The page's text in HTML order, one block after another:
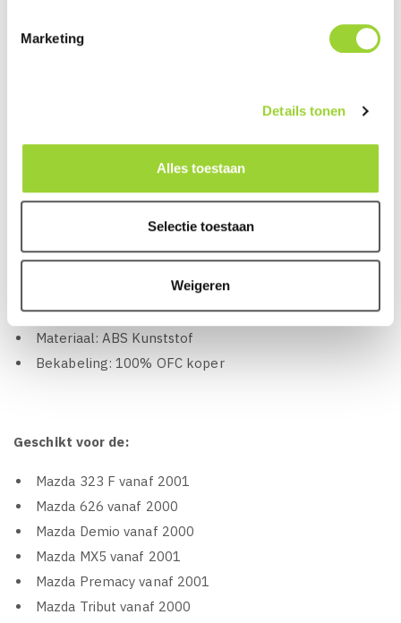
Marketing
Details tonen
Alles toestaan
Selectie toestaan
Weigeren
een Match versterker
Montage kan hierdoor snel een zonder beschadiging
aan de originele kabels gerealiseerd worden
Geproduceerd in Duitsland
100% OEM Pasvorm
Materiaal: ABS Kunststof
Bekabeling: 100% OFC koper
Geschikt voor de:
Mazda 323 F vanaf 2001
Mazda 626 vanaf 2000
Mazda Demio vanaf 2000
Mazda MX5 vanaf 2001
Mazda Premacy vanaf 2001
Mazda Tribut vanaf 2000